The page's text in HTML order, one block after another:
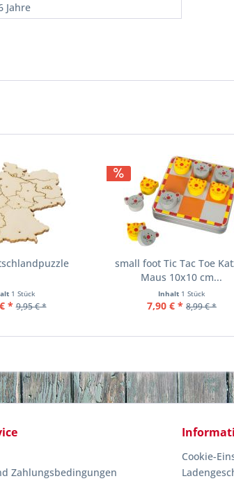
Jahre
1 Stück
* 9,95 € *
small foot Tic Tac Toe
Maus 10x10 cm...
Inhalt 1 Stück
7,90 € * 8,99 € *
Zahlungsbedingungen
Cookie-